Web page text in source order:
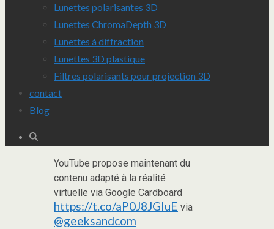
Lunettes polarisantes 3D
Lunettes ChromaDepth 3D
Lunettes à diffraction
Lunettes 3D plastique
Filtres polarisants pour projection 3D
contact
Blog
YouTube propose maintenant du
contenu adapté à la réalité
virtuelle via Google Cardboard
https://t.co/aP0J8JGIuE via
@geeksandcom